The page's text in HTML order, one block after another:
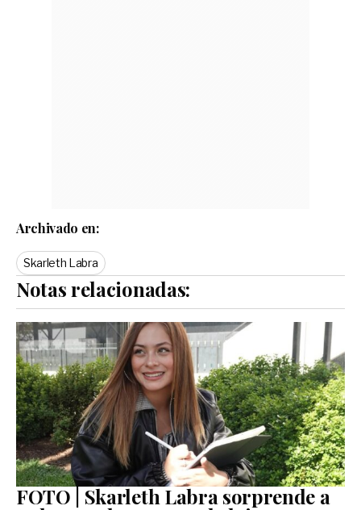
Archivado en:
Skarleth Labra
Notas relacionadas:
FOTO | Skarleth Labra sorprende a